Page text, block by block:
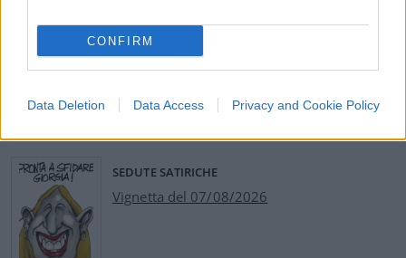
CONFIRM
Data Deletion Data Access Privacy and Cookie Policy
#RUSSIA #UCRAINA #VLADIMIR PUTIN
Leggi i commenti
SEDUTE SATIRICHE
Vignetta del 07/08/2026